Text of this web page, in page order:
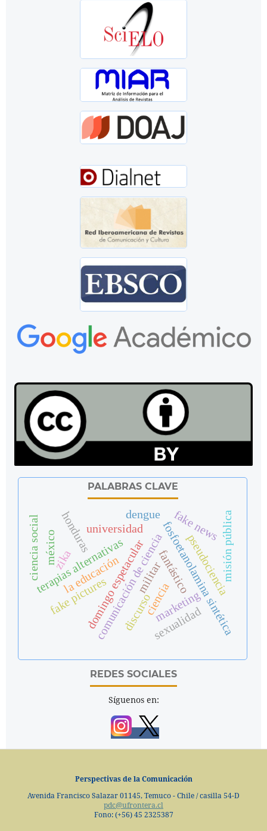
PALABRAS CLAVE
discursociencia
comunicación de cienciafosfoetanolamina sintética
fantástico
domingo espetacular
terapias alternativas
marketing
la educación pseudociencia
sexualidad
hondurasuniversidad
fake pictures
fake news
zika
méxico
militar
dengue
ciencia social misión pública
REDES SOCIALES
Síguenos en:
Perspectivas de la Comunicación
Avenida Francisco Salazar 01145, Temuco - Chile / casilla 54-D
pdc@ufrontera.cl
Fono: (+56) 45 2325387